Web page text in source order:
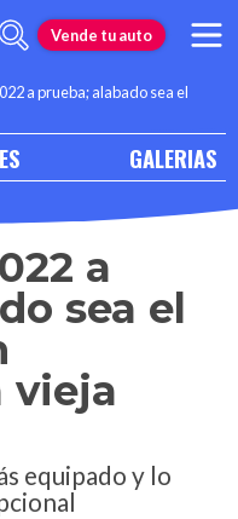
Vende tu auto
a prueba; alabado sea el
GALERIAS
a
sea el
vieja
equipado y lo